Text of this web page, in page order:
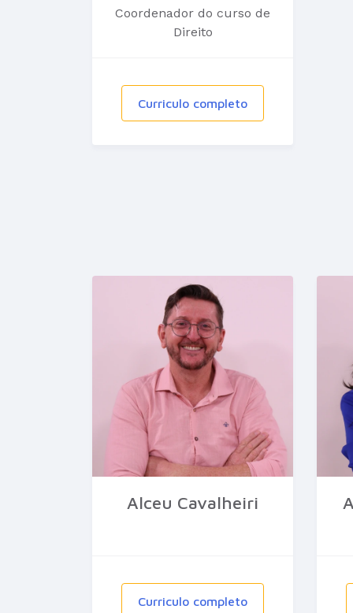
Coordenador do curso de
Direito
Curriculo completo
Alceu Cavalheiri
Curriculo completo